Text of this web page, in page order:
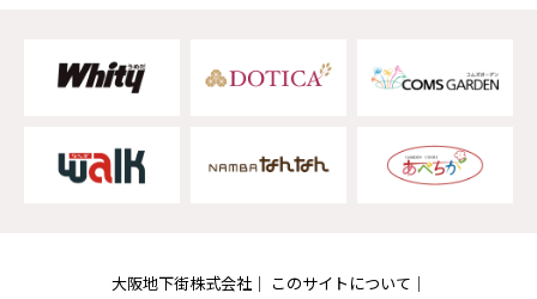
大阪地下街株式会社
このサイトについて